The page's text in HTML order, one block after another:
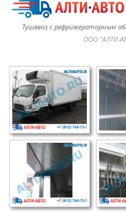
Тушевоз с рефрижераторным
ООО "АЛТИ-